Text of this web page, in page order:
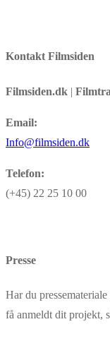
Kontakt Filmsiden
Filmsiden.dk |
Email:
Info@filmsiden.dk
Telefon:
(+45) 22 25 10 00
Presse
Har du
få anmeldt dit projekt,